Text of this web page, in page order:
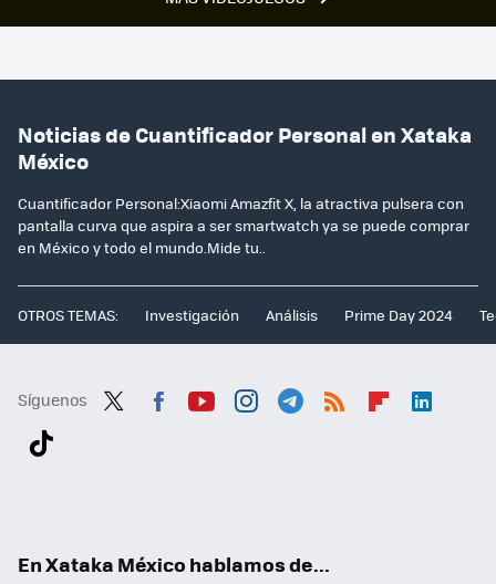
Noticias de Cuantificador Personal en Xataka
México
Cuantificador Personal:Xiaomi Amazfit X, la atractiva pulsera con
pantalla curva que aspira a ser smartwatch ya se puede comprar
en México y todo el mundo.Mide tu..
OTROS TEMAS: Investigación Análisis Prime Day 2024
Síguenos
En Xataka México hablamos de...